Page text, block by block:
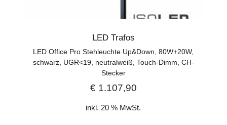
LED Trafos
LED Office Pro Stehleuchte Up&Down, 80W+20W,
schwarz, UGR<19, neutralweiß, Touch-Dimm, CH-
Stecker
€1.107,90
inkl. 20 % MwSt.